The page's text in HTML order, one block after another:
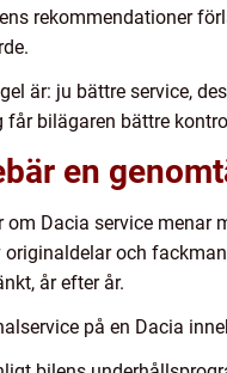
rekommendationer
är: ju bättre service,
får bilägaren bättre
en
om Dacia service menar
originaldelar och
år efter år.
på en Dacia